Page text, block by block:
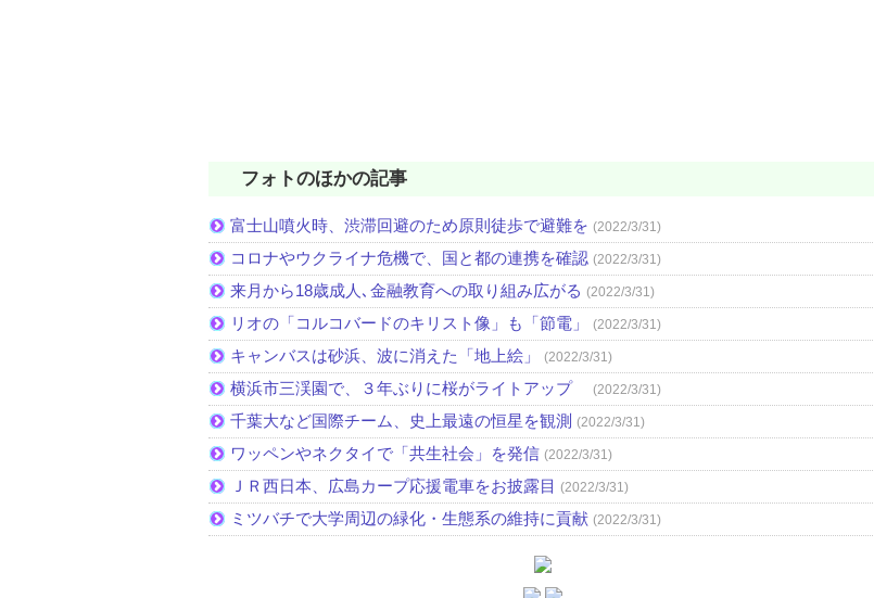
フォトのほかの記事
富士山噴火時、渋滞回避のため原則徒歩で避難を (2022/3/31)
コロナやウクライナ危機で、国と都の連携を確認 (2022/3/31)
来月から18歳成人､金融教育への取り組み広がる (2022/3/31)
リオの「コルコバードのキリスト像」も「節電」 (2022/3/31)
キャンバスは砂浜、波に消えた「地上絵」 (2022/3/31)
横浜市三渓園で、３年ぶりに桜がライトアップ (2022/3/31)
千葉大など国際チーム、史上最遠の恒星を観測 (2022/3/31)
ワッペンやネクタイで「共生社会」を発信 (2022/3/31)
ＪＲ西日本、広島カープ応援電車をお披露目 (2022/3/31)
ミツバチで大学周辺の緑化・生態系の維持に貢献 (2022/3/31)